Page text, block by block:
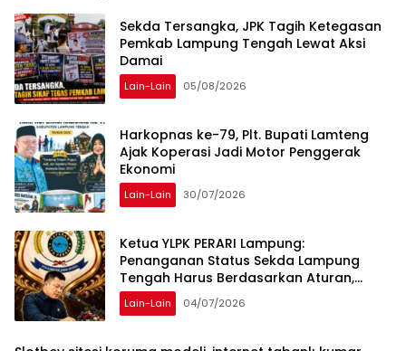
Sekda Tersangka, JPK Tagih Ketegasan
Pemkab Lampung Tengah Lewat Aksi
Damai
Lain-Lain 05/08/2026
Harkopnas ke-79, Plt. Bupati Lamteng
Ajak Koperasi Jadi Motor Penggerak
Ekonomi
Lain-Lain 30/07/2026
Ketua YLPK PERARI Lampung:
Penanganan Status Sekda Lampung
Tengah Harus Berdasarkan Aturan,
Bukan Tekanan Opini
Lain-Lain 04/07/2026